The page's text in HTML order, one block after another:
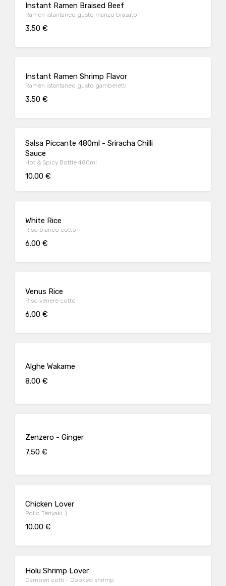
Instant Ramen Braised Beef
Ramen istantaneo gusto manzo brasato
3.50 €
Instant Ramen Shrimp Flavor
Ramen istantaneo gusto gamberetti
3.50 €
Salsa Piccante 480ml - Sriracha Chilli
Sauce
Hot & Spicy Bottle 480ml
10.00 €
White Rice
Riso bianco cotto
6.00 €
Venus Rice
Riso venere cotto
6.00 €
Alghe Wakame
8.00 €
Zenzero - Ginger
7.50 €
Chicken Lover
Pollo Teriyaki :)
10.00 €
Holu Shrimp Lover
Gamberi cotti - Cooked shrimp